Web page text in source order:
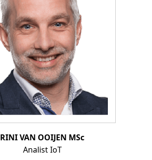
RINI VAN OOIJEN MSc
Analist IoT